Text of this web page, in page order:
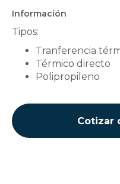
Información
Tipos:
Tranferencia
Térmico directo
Polipropileno
Cotizar